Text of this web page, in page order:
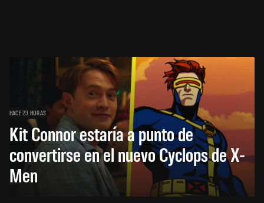
HACE 23 HORAS
Kit Connor estaría a punto de
convertirse en el nuevo Cyclops de X-
Men